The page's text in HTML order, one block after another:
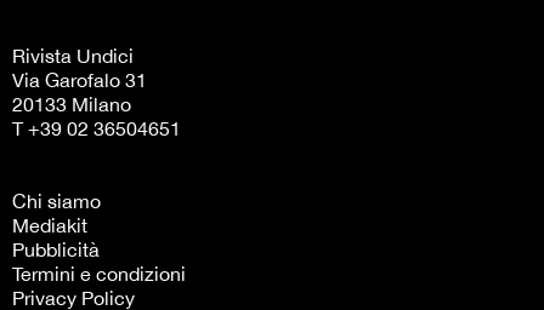
Rivista Undici
Via Garofalo 31
20133 Milano
T +39 02 36504651
Chi siamo
Mediakit
Pubblicità
Termini e condizioni
Privacy Policy